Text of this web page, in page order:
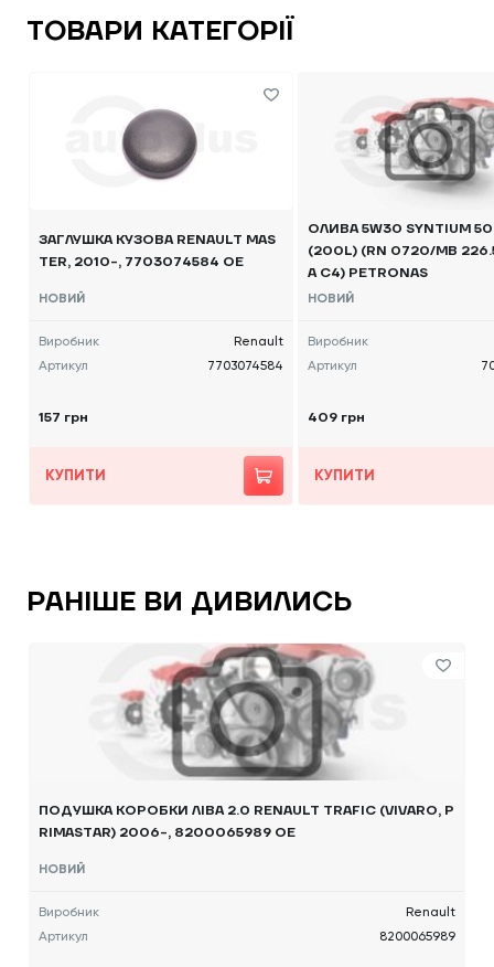
ТОВАРИ КАТЕГОРІЇ
ЗАГЛУШКА КУЗОВА RENAULT MAS
TER, 2010-, 7703074584 OE
НОВИЙ
Виробник
Renault
Артикул
7703074584
157 грн
КУПИТИ
ОЛИВА 5W30 SYNTIUM
(200L) (RN 0720/MB
A C4) PETRONAS
НОВИЙ
Виробник
Артикул
409 грн
КУПИТИ
РАНІШЕ ВИ ДИВИЛИСЬ
ПОДУШКА КОРОБКИ ЛІВА 2.0 RENAULT TRAFIC (VIVARO, P
RIMASTAR) 2006-, 8200065989 OE
НОВИЙ
Виробник
Renault
Артикул
8200065989